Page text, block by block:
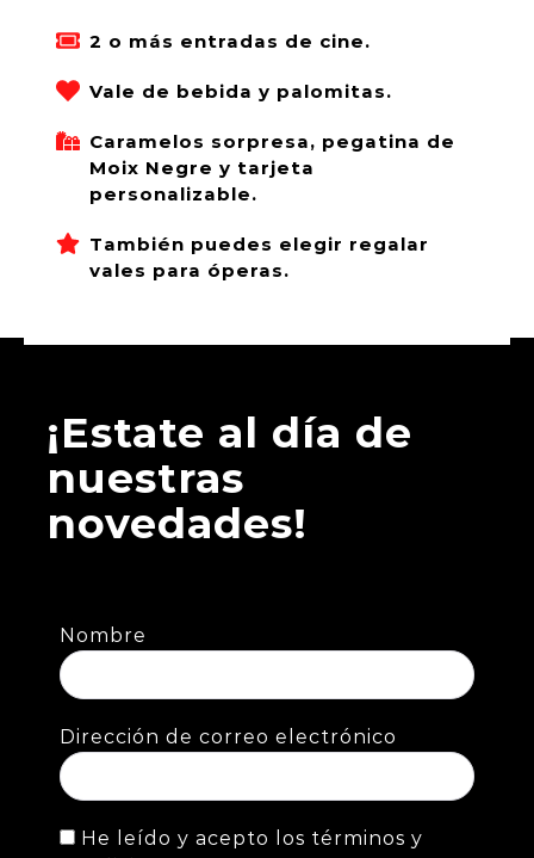
2 o más entradas de cine.
Vale de bebida y palomitas.
Caramelos sorpresa, pegatina de
Moix Negre y tarjeta
personalizable.
También puedes elegir regalar
vales para óperas.
¡Estate al día de
nuestras
novedades!
Nombre
Dirección de correo electrónico
He leído y acepto los términos y